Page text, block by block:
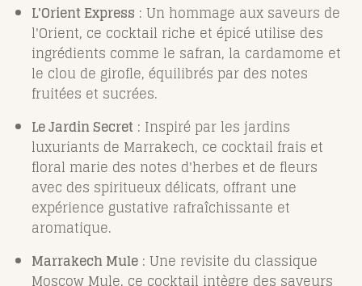
L'Orient Express : Un hommage aux saveurs de
l'Orient, ce cocktail riche et épicé utilise des
ingrédients comme le safran, la cardamome et
le clou de girofle, équilibrés par des notes
fruitées et sucrées.
Le Jardin Secret : Inspiré par les jardins
luxuriants de Marrakech, ce cocktail frais et
floral marie des notes d'herbes et de fleurs
avec des spiritueux délicats, offrant une
expérience gustative rafraîchissante et
aromatique.
Marrakech Mule : Une revisite du classique
Moscow Mule, ce cocktail intègre des saveurs